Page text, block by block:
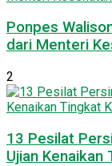
Ponpes
dari Menteri
2
13 Pesilat
Ujian